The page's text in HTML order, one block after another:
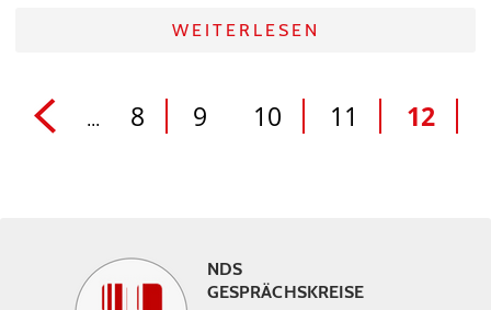
WEITERLESEN
... 8 9 10 11 12
NDS
GESPRÄCHSKREISE